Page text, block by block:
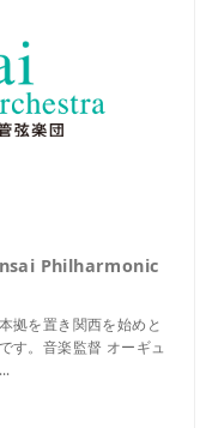
Philharmonic
拠を置き関西を始めと
す。音楽監督 オーギュ